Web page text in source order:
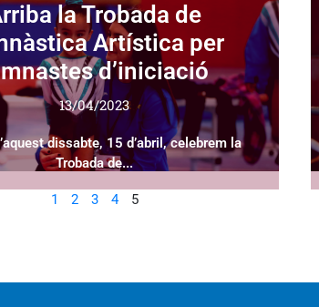
la Trobada de
Artística per
d’iniciació
13/04/2023
dissabte, 15 d’abril, celebrem la
Trobada de...
1 2 3 4 5